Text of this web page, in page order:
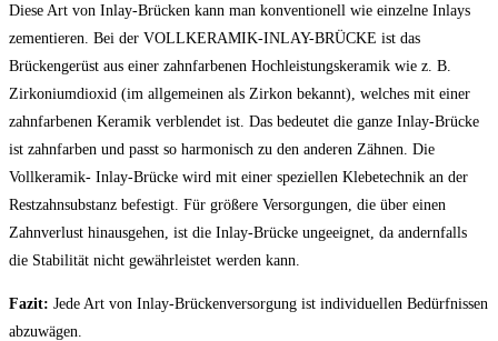
Diese Art von Inlay-Brücken kann man konventionell wie einzelne Inlays
zementieren. Bei der VOLLKERAMIK-INLAY-BRÜCKE ist das
Brückengerüst aus einer zahnfarbenen Hochleistungskeramik wie z. B.
Zirkoniumdioxid (im allgemeinen als Zirkon bekannt), welches mit einer
zahnfarbenen Keramik verblendet ist. Das bedeutet die ganze Inlay-Brücke
ist zahnfarben und passt so harmonisch zu den anderen Zähnen. Die
Vollkeramik- Inlay-Brücke wird mit einer speziellen Klebetechnik an der
Restzahnsubstanz befestigt. Für größere Versorgungen, die über einen
Zahnverlust hinausgehen, ist die Inlay-Brücke ungeeignet, da andernfalls
die Stabilität nicht gewährleistet werden kann.
Fazit: Jede Art von Inlay-Brückenversorgung ist individuellen Bedürfnissen
abzuwägen.